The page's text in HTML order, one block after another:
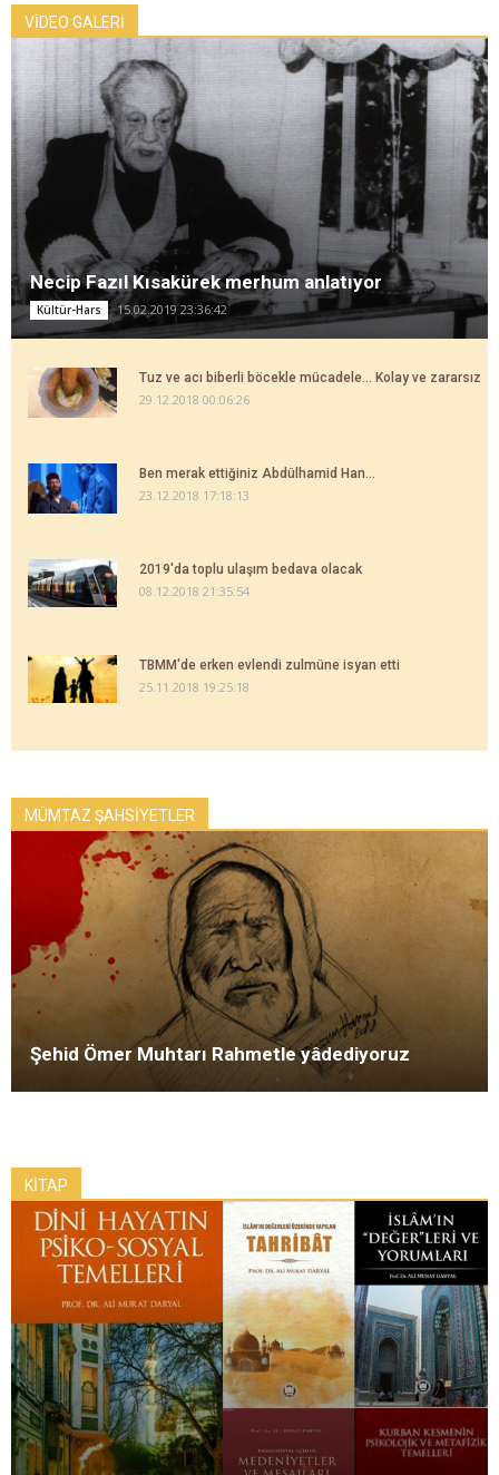
VİDEO GALERİ
Necip Fazıl Kısakürek merhum anlatıyor
Kültür-Hars 15.02.2019 23:36:42
Tuz ve acı biberli böcekle mücadele... Kolay ve zararsız
29.12.2018 00:06:26
Ben merak ettiğiniz Abdülhamid Han...
23.12.2018 17:18:13
2019'da toplu ulaşım bedava olacak
08.12.2018 21:35:54
TBMM'de erken evlendi zulmüne isyan etti
25.11.2018 19:25:18
MÜMTAZ ŞAHSİYETLER
Şehid Ömer Muhtarı Rahmetle yâdediyoruz
KİTAP